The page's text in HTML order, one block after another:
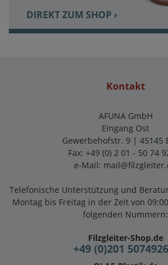
DIREKT ZUM SHOP ›
Kontakt
AFUNA GmbH
Eingang Ost
Gewerbehofstr. 9 | 45145
Fax: +49 (0) 2 01 - 50 74
e-Mail:
Telefonische Unterstützung und
Montag bis Freitag in der Zeit von
folgenden Nummern:
Filzgleiter-Shop.de
+49 (0)201